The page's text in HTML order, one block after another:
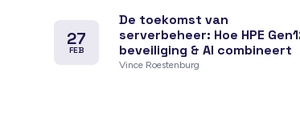
27
FEB
De toekomst van
serverbeheer: Hoe HPE
beveiliging & AI combineert
Vince Roestenburg